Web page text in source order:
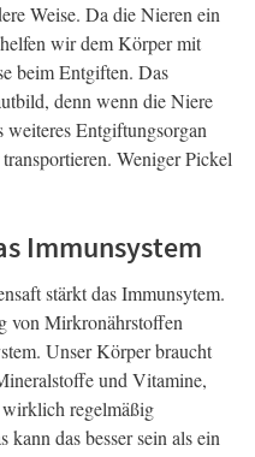
Weise. Da die Nieren ein
wir dem Körper mit
beim Entgiften. Das
denn wenn die Niere
Entgiftungsorgan
Weniger Pickel
Immunsystem
stärkt das Immunsytem.
von Mirkronährstoffen
Unser Körper braucht
und Vitamine,
wirklich regelmäßig
kann das besser sein als ein